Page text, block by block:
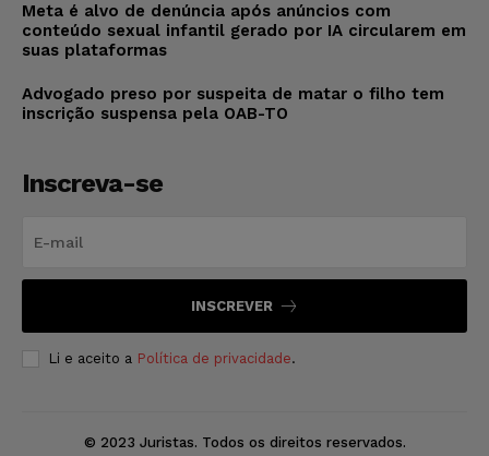
Meta é alvo de denúncia após anúncios com
conteúdo sexual infantil gerado por IA circularem em
suas plataformas
Advogado preso por suspeita de matar o filho tem
inscrição suspensa pela OAB-TO
Inscreva-se
INSCREVER
Li e aceito a Política de privacidade.
© 2023 Juristas. Todos os direitos reservados.